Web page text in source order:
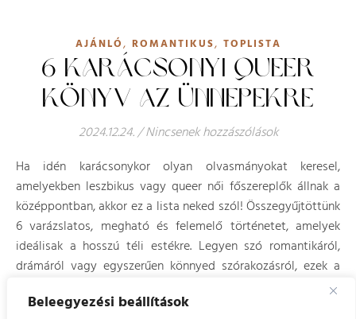
Beleegyezési beállítások
AJÁNLÓ, ROMANTIKUS, TOPLISTA
6 KARÁCSONYI QUEER
KÖNYV AZ ÜNNEPEKRE
2024.12.24./ Nincsenek hozzászólások
Ha idén karácsonykor olyan olvasmányokat keresel,
amelyekben leszbikus vagy queer női főszereplők állnak a
középpontban, akkor ez a lista neked szól! Összegyűjtöttünk
6 varázslatos, megható és felemelő történetet, amelyek
ideálisak a hosszú téli estékre. Legyen szó romantikáról,
drámáról vagy egyszerűen könnyed szórakozásról, ezek a